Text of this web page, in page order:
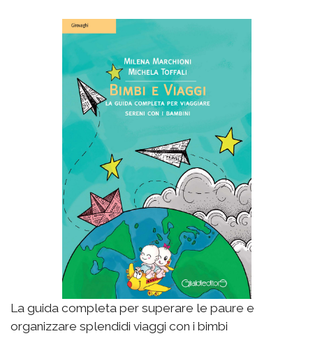
La guida completa per superare le paure e
organizzare splendidi viaggi con i bimbi